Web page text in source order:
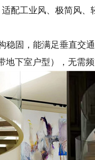
配工业风、极简风、
固，能满足垂直交
下室户型），无需频